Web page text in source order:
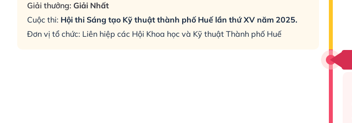
Giải thưởng: Giải Nhất
Cuộc thi: Hội thi Sáng tạo Kỹ thuật thành phố Huế lần thứ XV năm 2025.
Đơn vị tổ chức: Liên hiệp các Hội Khoa học và Kỹ thuật Thành phố Huế